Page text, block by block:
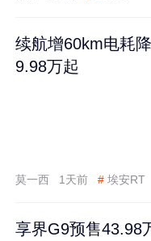
续航增60km电耗
9.98万起
莫一西 1天前 # 埃安RT
享界G9预售43.98